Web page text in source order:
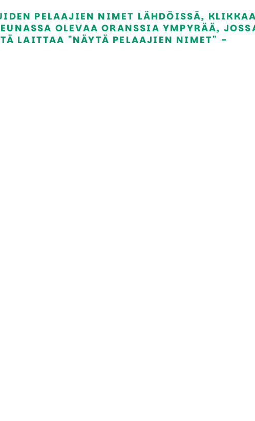
PELAAJIEN NIMET LÄHDÖISSÄ, KLIKKAA
OLEVAA ORANSSIA YMPYRÄÄ,
LAITTAA "NÄYTÄ PELAAJIEN NIMET" -